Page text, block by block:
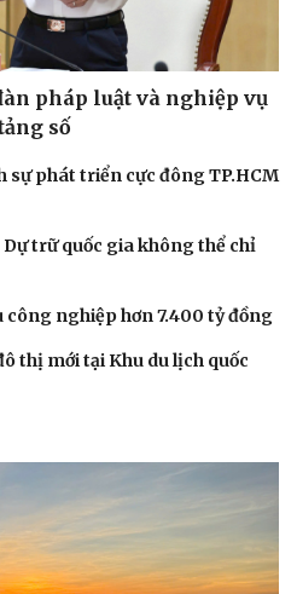
pháp luật và nghiệp vụ
số
phát triển cực đông TP.HCM
trữ quốc gia không thể chỉ
nghiệp hơn 7.400 tỷ đồng
thị mới tại Khu du lịch quốc